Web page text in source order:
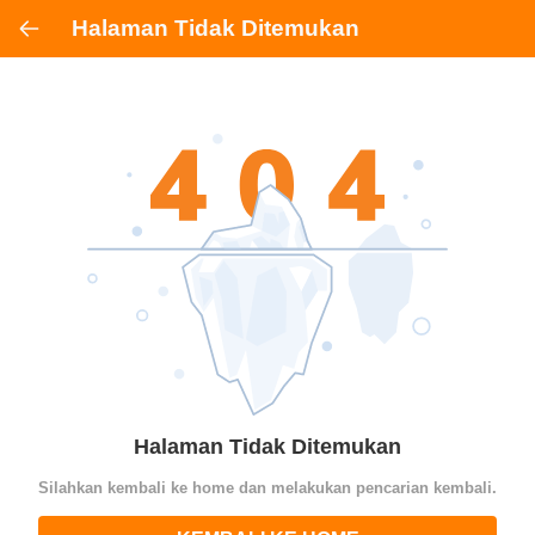
Halaman Tidak Ditemukan
Halaman Tidak Ditemukan
Silahkan kembali ke home dan melakukan pencarian kembali.